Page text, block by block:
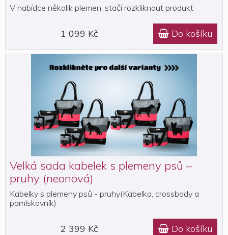
V nabídce několik plemen, stačí rozkliknout produkt
1 099 Kč  Do košíku
Velká sada kabelek s plemeny psů –
pruhy (neonová)
Kabelky s plemeny psů - pruhy(Kabelka, crossbody a
pamlskovník)
2 399 Kč  Do košíku